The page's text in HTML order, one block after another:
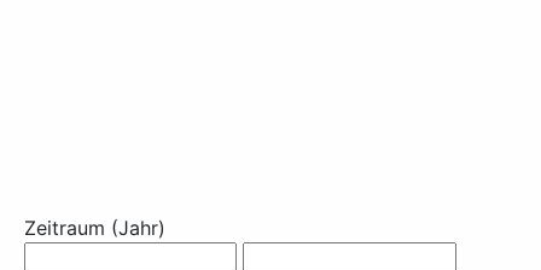
Zeitraum (Jahr)